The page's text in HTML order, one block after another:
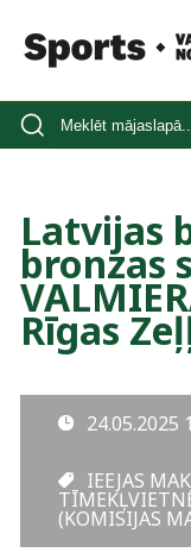
Latvijas
bronzas
Rīgas
24.05.2025
IEEJAS
(KOMISIJAS